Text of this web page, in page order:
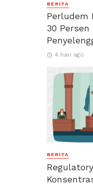
BERITA
Perludem
30 Persen
4 hari ago
BERITA